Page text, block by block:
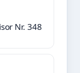
Nr. 348